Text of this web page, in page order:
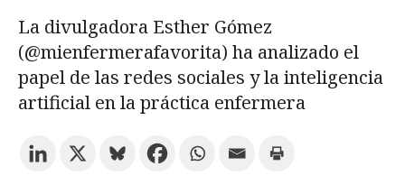
Prueba la búsqueda avanzada
Suscríbete a los boletines electrónicos de la URV
La divulgadora Esther Gómez
(@mienfermerafavorita) ha analizado el
papel de las redes sociales y la inteligencia
artificial en la práctica enfermera